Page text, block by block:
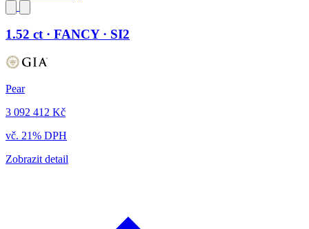
1.52 ct · FANCY · SI2
Pear
3 092 412 Kč
vč. 21% DPH
Zobrazit detail